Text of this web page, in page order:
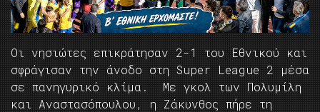
Οι νησιώτες επικράτησαν 2-1 του Εθνικού και
σφράγισαν την άνοδο στη Super League 2 μέσα
σε πανηγυρικό κλίμα. Με γκολ των Πολυμίλη
και Αναστασόπουλου, η Ζάκυνθος πήρε τη